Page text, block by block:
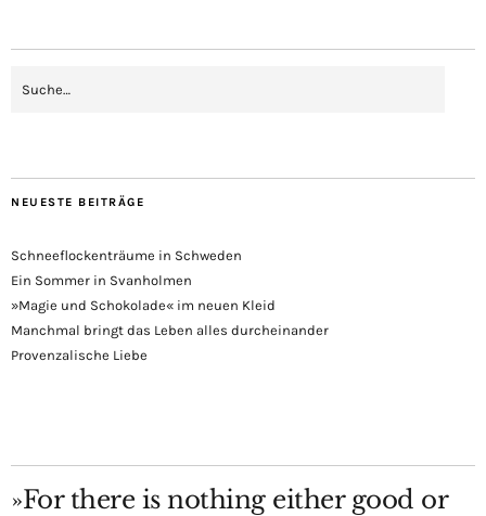
NEUESTE BEITRÄGE
Schneeflockenträume in Schweden
Ein Sommer in Svanholmen
»Magie und Schokolade« im neuen Kleid
Manchmal bringt das Leben alles durcheinander
Provenzalische Liebe
»For there is nothing either good or